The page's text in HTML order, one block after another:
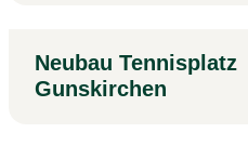
Neubau Tennisplatz
Gunskirchen